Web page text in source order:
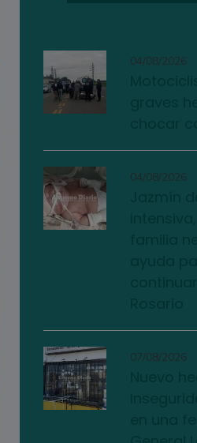
04/08/2026
04/08/2026
07/08/2026